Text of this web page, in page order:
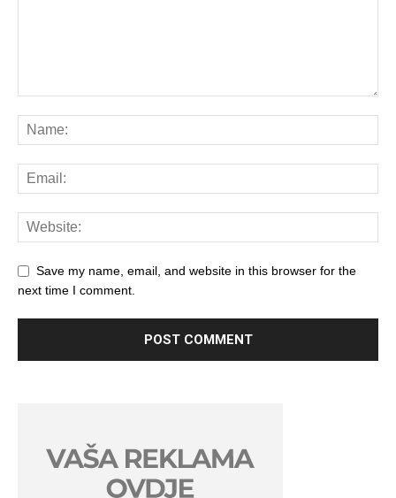
Save my name, email, and website in this browser for the
next time I comment.